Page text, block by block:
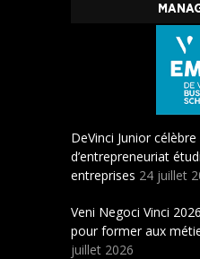
DeVinci Junior
d’entrepreneuriat
entreprises 24 juillet
Veni Negoci Vinci
pour former aux
juillet 2026